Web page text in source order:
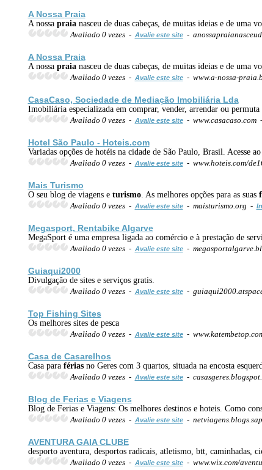
A Nossa Praia
A nossa praianasceu de duas cabeças, de muitas ideias e de uma
Avaliado 0 vezes - Avalie este site-
A Nossa Praia
A nossa praianasceu de duas cabeças, de muitas ideias e de uma
Avaliado 0 vezes - Avalie este site- www.a-nossa-
CasaCaso, Sociedade de Mediação Imobiliária Lda
Imobiliária especializada em comprar, vender, arrendar ou
Avaliado 0 vezes - Avalie este site- www.casacaso.com -
Hotel São Paulo - Hoteis.com
Variadas opções de hotéis na cidade de São Paulo, Brasil. Acesse
Avaliado 0 vezes - Avalie este site- www.hoteis.com/
Mais Turismo
O seu blog de viagens e turismo. As melhores opções para as suas
Avaliado 0 vezes - Avalie este site- maisturismo.org -
Megasport, Rentabike Algarve
MegaSport é uma empresa ligada ao comércio e à prestação de
Avaliado 0 vezes - Avalie este site-
Guiaqui2000
Divulgação de sites e serviços gratis.
Avaliado 0 vezes - Avalie este site-
Top Fishing Sites
Os melhores sites de pesca
Avaliado 0 vezes - Avalie este site-
Casa de Casarelhos
Casa para fériasno Geres com 3 quartos, situada na encosta
Avaliado 0 vezes - Avalie este site-
Blog de Ferias e Viagens
Blog de Ferias e Viagens: Os melhores destinos e hoteis. Como
Avaliado 0 vezes - Avalie este site-
AVENTURA GAIA CLUBE
desporto aventura, desportos radicais, atletismo, btt, caminhadas,
Avaliado 0 vezes - Avalie este site- www.wix.com/